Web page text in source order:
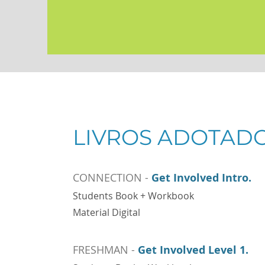
LIVROS
CONNECTION - Get Involved Intro.
Students Book + Workbook
Material Digital
FRESHMAN - Get Involved Level 1.